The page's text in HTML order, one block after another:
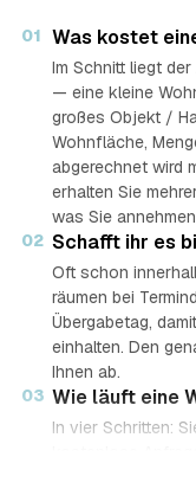
01 Was kostet
Im Schnitt liegt
— eine kleine
großes Objekt /
Wohnfläche,
abgerechnet wird
erhalten Sie
was Sie
02 Schafft ihr es
Oft schon
räumen bei
Übergabetag,
einhalten. Den
Ihnen ab.
03 Wie läuft eine
In vier Schritten: